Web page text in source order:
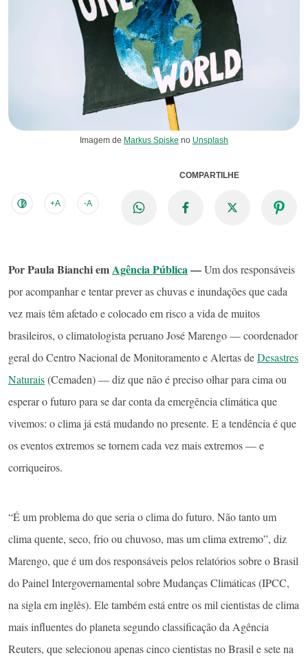
Imagem de Markus Spiske no Unsplash
+A -A
COMPARTILHE
Por Paula Bianchi emAgência Pública—Um dos responsáveis
por acompanhar e tentar prever as chuvas e inundações que cada
vez mais têm afetado e colocado em risco a vida de muitos
brasileiros, o climatologista peruano José Marengo — coordenador
geral do Centro Nacional de Monitoramento e Alertas deDesastres
Naturais(Cemaden) — diz que não é preciso olhar para cima ou
esperar o futuro para se dar conta da emergência climática que
vivemos: o clima já está mudando no presente. E a tendência é que
os eventos extremos se tornem cada vez mais extremos — e
corriqueiros.
“É um problema do que seria o clima do futuro. Não tanto um
clima quente, seco, frio ou chuvoso, mas um clima extremo”, diz
Marengo, que é um dos responsáveis pelos relatórios sobre o Brasil
do Painel Intergovernamental sobre Mudanças Climáticas (IPCC,
na sigla em inglês). Ele também está entre os mil cientistas de clima
mais influentes do planeta segundo classificação da Agência
Reuters, que selecionou apenas cinco cientistas no Brasil e sete na